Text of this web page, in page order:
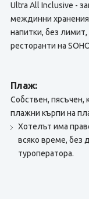
Ultra All Inclusive -
междинни
напитки, без
ресторанти на
Плаж:
Собствен, пясъчен,
плажни кърпи на
Хотелът има
всяко време, без
туроператора.